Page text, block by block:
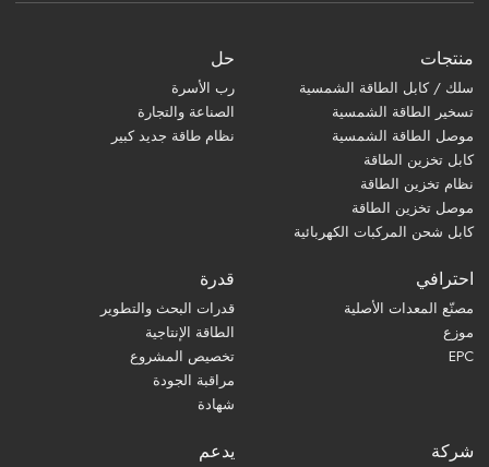
منتجات
سلك / كابل الطاقة الشمسية
تسخير الطاقة الشمسية
موصل الطاقة الشمسية
كابل تخزين الطاقة
نظام تخزين الطاقة
موصل تخزين الطاقة
كابل شحن المركبات الكهربائية
حل
رب الأسرة
الصناعة والتجارة
نظام طاقة جديد كبير
احترافي
مصنّع المعدات الأصلية
موزع
EPC
قدرة
قدرات البحث والتطوير
الطاقة الإنتاجية
تخصيص المشروع
مراقبة الجودة
شهادة
شركة يدعم